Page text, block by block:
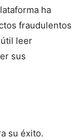
ha
fraudulentos
leer
sus
su éxito.